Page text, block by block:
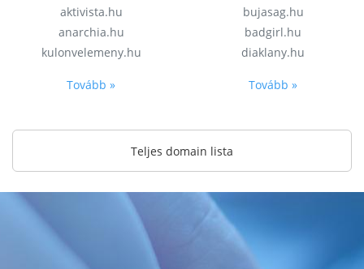
aktivista.hu
anarchia.hu
kulonvelemeny.hu
Tovább »
bujasag.hu
badgirl.hu
diaklany.hu
Tovább »
Teljes domain lista